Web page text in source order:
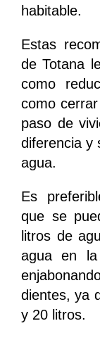
habitable.
Estas
de Totana
como
como
paso de
diferencia y
agua.
Es
que se
litros de
agua en la
dientes, ya
y 20 litros.